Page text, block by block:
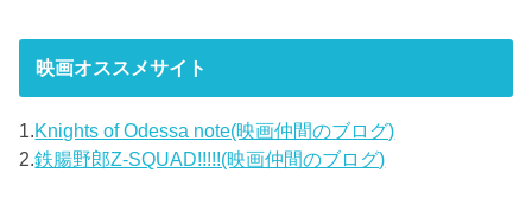
映画オススメサイト
1.Knights of Odessa note(映画仲間のブログ)
2.鉄腸野郎Z-SQUAD!!!!!(映画仲間のブログ)